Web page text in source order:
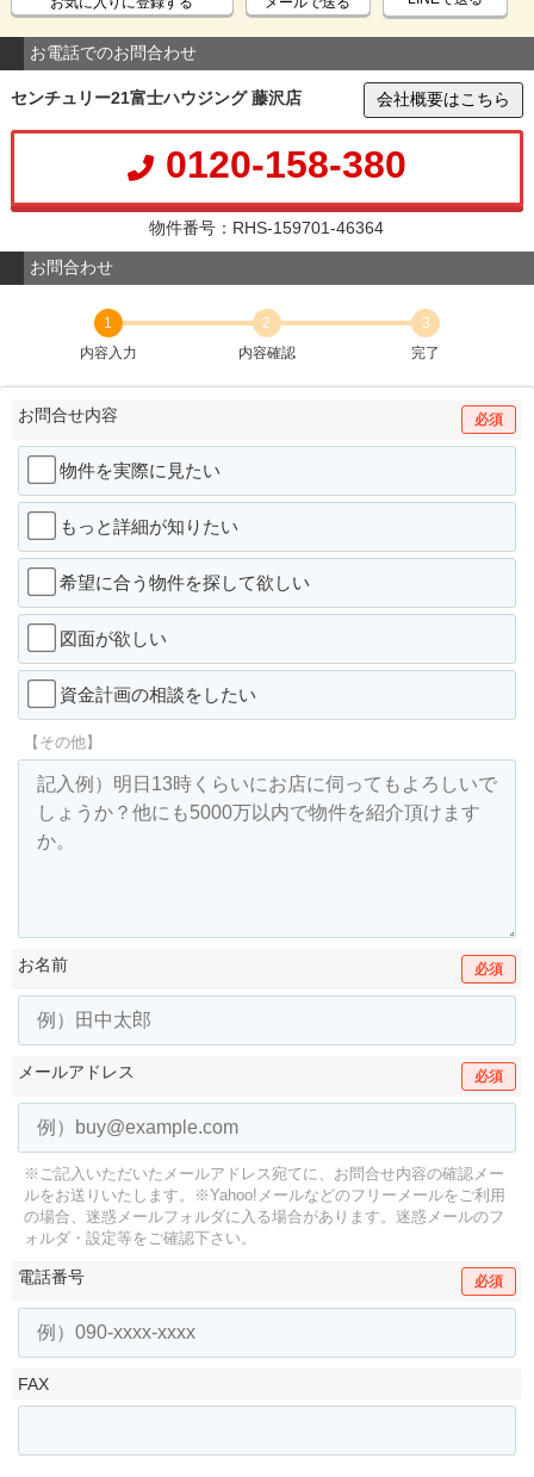
お電話でのお問合わせ
センチュリー21富士ハウジング 藤沢店 会社概要はこちら
0120-158-380
物件番号：RHS-159701-46364
お問合わせ
1
内容入力
2
内容確認
3
完了
お問合せ内容 必須
物件を実際に見たい
もっと詳細が知りたい
希望に合う物件を探して欲しい
図面が欲しい
資金計画の相談をしたい
【その他】
お名前 必須
メールアドレス 必須
※ご記入いただいたメールアドレス宛てに、お問合せ内容の確認メー
ルをお送りいたします。
※Yahoo!メールなどのフリーメールをご利用
の場合、迷惑メールフォルダに入る場合があります。 迷惑メールのフ
ォルダ・設定等をご確認下さい。
電話番号 必須
FAX